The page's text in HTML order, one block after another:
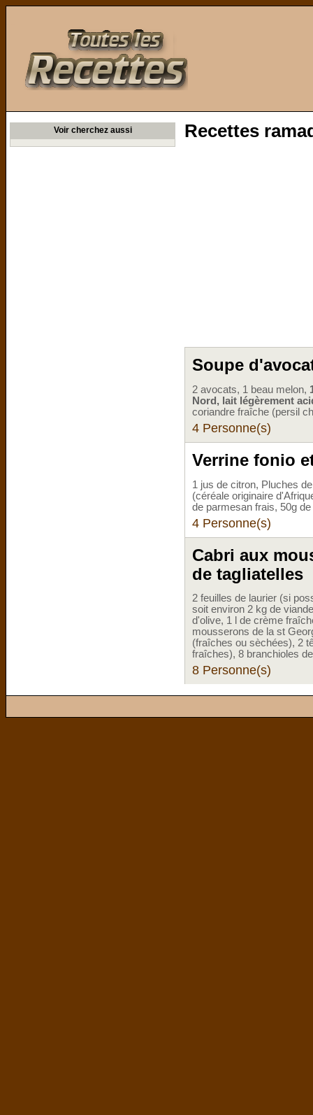
Voir cherchez aussi Recettes
Soupe
2 avocats, 1 beau melon,
Nord, lait légèrement
coriandre fraîche (persil
4 Personne(s)
Verrine fonio
1 jus de citron, Pluches
(céréale originaire
de parmesan frais, 50g
4 Personne(s)
Cabri aux
de tagliatelles
2 feuilles de laurier (si
soit environ 2 kg de
d'olive, 1 l de crème
mousserons de la st
(fraîches ou sèchées), 2
fraîches), 8 branchioles
8 Personne(s)